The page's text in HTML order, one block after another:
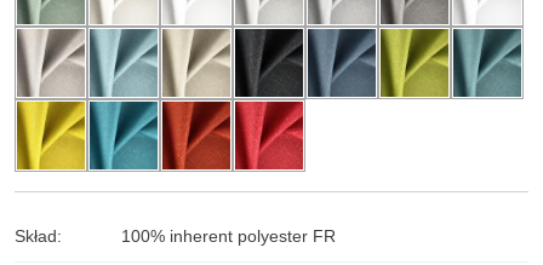
Skład: 100% inherent polyester FR